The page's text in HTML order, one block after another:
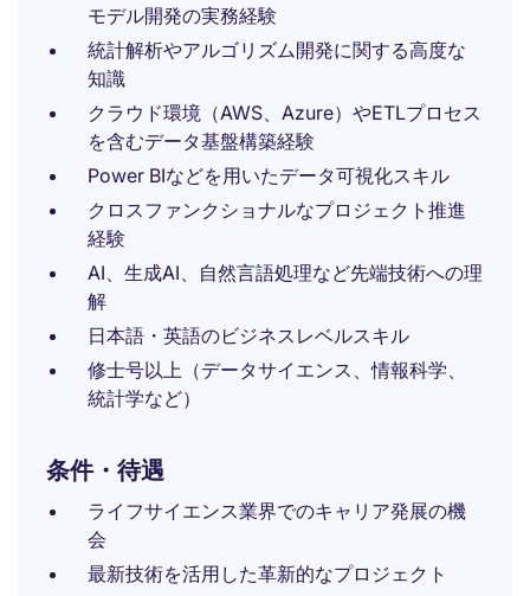
モデル開発の実務経験
統計解析やアルゴリズム開発に関する高度な
知識
クラウド環境（AWS、Azure）やETLプロセス
を含むデータ基盤構築経験
Power BIなどを用いたデータ可視化スキル
クロスファンクショナルなプロジェクト推進
経験
AI、生成AI、自然言語処理など先端技術への理
解
日本語・英語のビジネスレベルスキル
修士号以上（データサイエンス、情報科学、
統計学など）
条件・待遇
ライフサイエンス業界でのキャリア発展の機
会
最新技術を活用した革新的なプロジェクト